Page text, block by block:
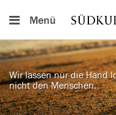
Menü
Wir lassen nur die Hand
nicht den Menschen.